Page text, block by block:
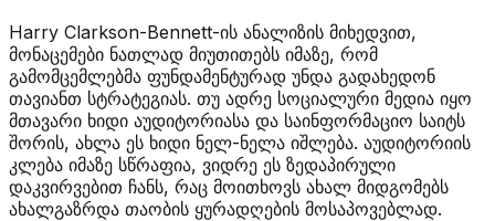
Harry Clarkson-Bennett-ის ანალიზის მიხედვით,
მონაცემები ნათლად მიუთითებს იმაზე, რომ
გამომცემლებმა ფუნდამენტურად უნდა გადახედონ
თავიანთ სტრატეგიას. თუ ადრე სოციალური მედია იყო
მთავარი ხიდი აუდიტორიასა და საინფორმაციო საიტს
შორის, ახლა ეს ხიდი ნელ-ნელა იშლება. აუდიტორიის
კლება იმაზე სწრაფია, ვიდრე ეს ზედაპირული
დაკვირვებით ჩანს, რაც მოითხოვს ახალ მიდგომებს
ახალგაზრდა თაობის ყურადღების მოსაპოვებლად.